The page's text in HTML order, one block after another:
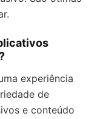
experiência
de
e conteúdo